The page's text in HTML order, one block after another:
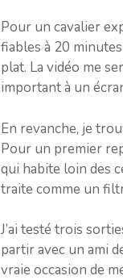
Pour un cavalier
fiables à 20
plat. La vidéo me
important à un
En revanche, je
Pour un premier
qui habite loin des
traite comme un
J’ai testé trois
partir avec un ami
vraie occasion de